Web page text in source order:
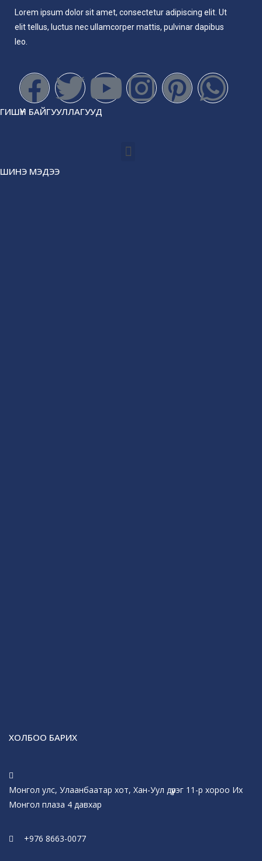
Lorem ipsum dolor sit amet, consectetur adipiscing elit. Ut
elit tellus, luctus nec ullamcorper mattis, pulvinar dapibus
leo.
ГИШҮҮН БАЙГУУЛЛАГУУД
ШИНЭ МЭДЭЭ
ХОЛБОО БАРИХ
Монгол улс, Улаанбаатар хот, Хан-Уул дүүрэг 11-р хороо Их
Монгол плаза 4 давхар
+976 8663-0077